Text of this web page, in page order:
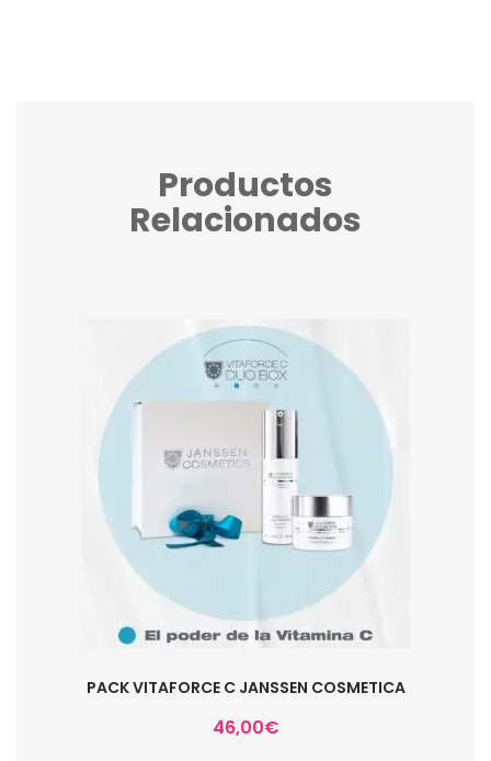
Productos
Relacionados
PACK VITAFORCE C JANSSEN COSMETICA
46,00€